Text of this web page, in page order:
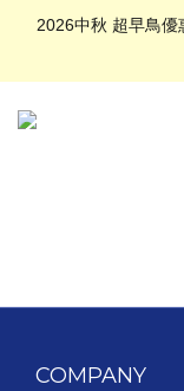
COMPANY
2026中秋 超早鳥優